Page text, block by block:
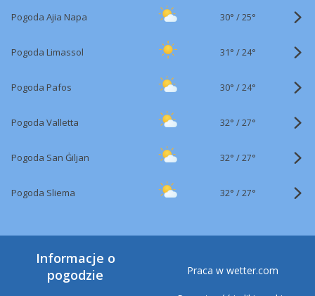
Pogoda Ajia Napa 30° /25°
Pogoda Limassol 31° /24°
Pogoda Pafos 30° /24°
Pogoda Valletta 32° /27°
Pogoda San Ġiljan 32° /27°
Pogoda Sliema 32° /27°
Informacje o
pogodzie
Praca w wetter.com